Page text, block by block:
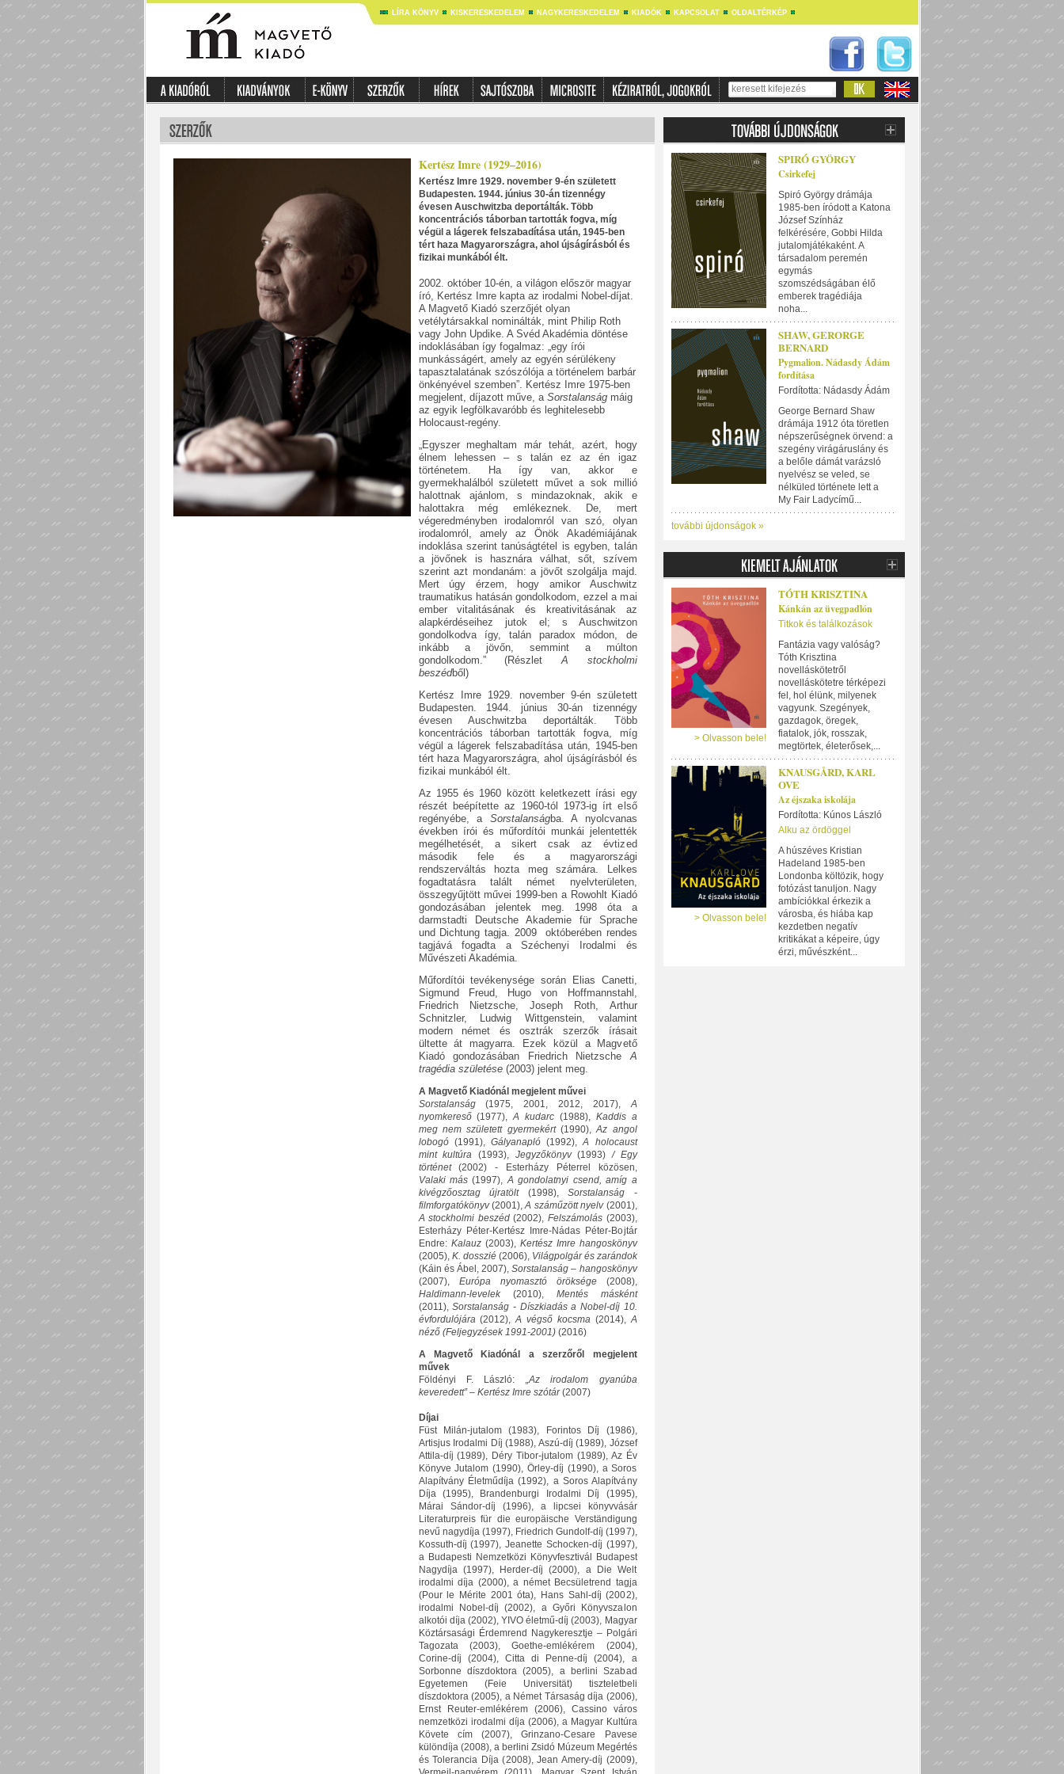
LÍRA KÖNYV KISKERESKEDELEM NAGYKERESKEDELEM KIADÓK KAPCSOLAT OLDALTÉRKÉP
Kertész Imre (1929–2016)
Kertész Imre 1929. november 9-én született
Budapesten. 1944. június 30-án tizennégy
évesen Auschwitzba deportálták. Több
koncentrációs táborban tartották fogva, míg
végül a lágerek felszabadítása után, 1945-ben
tért haza Magyarországra, ahol újságírásból és
fizikai munkából élt.
2002. október 10-én, a világon először magyar
író, Kertész Imre kapta az irodalmi Nobel-díjat.
A Magvető Kiadó szerzőjét olyan
vetélytársakkal nominálták, mint Philip Roth
vagy John Updike. A Svéd Akadémia döntése
indoklásában így fogalmaz: „egy írói
munkásságért, amely az egyén sérülékeny
tapasztalatának szószólója a történelem barbár
önkényével szemben”. Kertész Imre 1975-ben
megjelent, díjazott műve, a Sorstalanságmáig
az egyik legfölkavaróbb és leghitelesebb
Holocaust-regény.
„Egyszer meghaltam már tehát, azért, hogy
élnem lehessen – s talán ez az én igaz
történetem. Ha így van, akkor e
gyermekhalálból született művet a sok millió
halottnak ajánlom, s mindazoknak, akik e
halottakra még emlékeznek. De, mert
végeredményben irodalomról van szó, olyan
irodalomról, amely az Önök Akadémiájának
indoklása szerint tanúságtétel is egyben, talán
a jövőnek is hasznára válhat, sőt, szívem
szerint azt mondanám: a jövőt szolgálja majd.
Mert úgy érzem, hogy amikor Auschwitz
traumatikus hatásán gondolkodom, ezzel a mai
ember vitalitásának és kreativitásának az
alapkérdéseihez jutok el; s Auschwitzon
gondolkodva így, talán paradox módon, de
inkább a jövőn, semmint a múlton
gondolkodom.” (RészletA stockholmi
beszédből)
Kertész Imre 1929. november 9-én született
Budapesten. 1944. június 30-án tizennégy
évesen Auschwitzba deportálták. Több
koncentrációs táborban tartották fogva, míg
végül a lágerek felszabadítása után, 1945-ben
tért haza Magyarországra, ahol újságírásból és
fizikai munkából élt.
Az 1955 és 1960 között keletkezett írási egy
részét beépítette az 1960-tól 1973-ig írt első
regényébe, a Sorstalanságba. A nyolcvanas
években írói és műfordítói munkái jelentették
megélhetését, a sikert csak az évtized
második fele és a magyarországi
rendszerváltás hozta meg számára. Lelkes
fogadtatásra talált német nyelvterületen,
összegyűjtött művei 1999-ben a Rowohlt Kiadó
gondozásában jelentek meg. 1998 óta a
darmstadti Deutsche Akademie für Sprache
und Dichtung tagja. 2009 októberében rendes
tagjává fogadta a Széchenyi Irodalmi és
Művészeti Akadémia.
Műfordítói tevékenysége során Elias Canetti,
Sigmund Freud, Hugo von Hoffmannstahl,
Friedrich Nietzsche, Joseph Roth, Arthur
Schnitzler, Ludwig Wittgenstein, valamint
modern német és osztrák szerzők írásait
ültette át magyarra. Ezek közül a Magvető
Kiadó gondozásában Friedrich NietzscheA
tragédia születése(2003) jelent meg.
A Magvető Kiadónál megjelent művei
Sorstalanság(1975, 2001, 2012, 2017),A
nyomkereső(1977),A kudarc (1988), Kaddis a
meg nem született gyermekért(1990),Az angol
lobogó(1991), Gályanapló(1992),A holocaust
mint kultúra (1993), Jegyzőkönyv(1993)/ Egy
történet(2002) - Esterházy Péterrel közösen,
Valaki más(1997),A gondolatnyi csend, amíg a
kivégzőosztag újratölt(1998), Sorstalanság -
filmforgatókönyv(2001),A száműzött nyelv(2001),
A stockholmi beszéd(2002), Felszámolás(2003),
Esterházy Péter-Kertész Imre-Nádas Péter-Bojtár
Endre: Kalauz(2003), Kertész Imre hangoskönyv
(2005), K. dosszié(2006), Világpolgár és zarándok
(Káin és Ábel, 2007),Sorstalanság – hangoskönyv
(2007), Európa nyomasztó öröksége (2008),
Haldimann-levelek(2010), Mentés másként
(2011),Sorstalanság - Díszkiadás a Nobel-díj 10.
évfordulójára(2012),A végső kocsma(2014),A
néző (Feljegyzések 1991-2001)(2016)
A Magvető Kiadónál a szerzőről megjelent
művek
Földényi F. László: „Az irodalom gyanúba
keveredett” – Kertész Imre szótár(2007)
Díjai
Füst Milán-jutalom (1983), Forintos Díj (1986),
Artisjus Irodalmi Díj (1988), Aszú-díj (1989), József
Attila-díj (1989), Déry Tibor-jutalom (1989), Az Év
Könyve Jutalom (1990), Örley-díj (1990), a Soros
Alapítvány Életműdíja (1992), a Soros Alapítvány
Díja (1995), Brandenburgi Irodalmi Díj (1995),
Márai Sándor-díj (1996), a lipcsei könyvvásár
Literaturpreis für die europäische Verständigung
nevű nagydíja (1997), Friedrich Gundolf-díj (1997),
Kossuth-díj (1997), Jeanette Schocken-díj (1997),
a Budapesti Nemzetközi Könyvfesztivál Budapest
Nagydíja (1997), Herder-díj (2000), a Die Welt
irodalmi díja (2000), a német Becsületrend tagja
(Pour le Mérite 2001 óta), Hans Sahl-díj (2002),
irodalmi Nobel-díj (2002), a Győri Könyvszalon
alkotói díja (2002), YIVO életmű-díj (2003), Magyar
Köztársasági Érdemrend Nagykeresztje – Polgári
Tagozata (2003), Goethe-emlékérem (2004),
Corine-díj (2004), Citta di Penne-díj (2004), a
Sorbonne díszdoktora (2005), a berlini Szabad
Egyetemen (Feie Universität) tiszteletbeli
díszdoktora (2005), a Német Társaság díja (2006),
Ernst Reuter-emlékérem (2006), Cassino város
nemzetközi irodalmi díja (2006), a Magyar Kultúra
Követe cím (2007), Grinzano-Cesare Pavese
különdíja (2008), a berlini Zsidó Múzeum Megértés
és Tolerancia Díja (2008), Jean Amery-díj (2009),
SPIRÓ GYÖRGY
Csirkefej
Spiró György drámája
1985-ben íródott a Katona
József Színház
felkérésére, Gobbi Hilda
jutalomjátékaként. A
társadalom peremén
egymás
szomszédságában élő
emberek tragédiája
noha...
SHAW, GERORGE
BERNARD
Pygmalion. Nádasdy Ádám
fordítása
Fordította: Nádasdy Ádám
George Bernard Shaw
drámája 1912 óta töretlen
népszerűségnek örvend: a
szegény virágáruslány és
a belőle dámát varázsló
nyelvész se veled, se
nélküled története lett a
My Fair Ladycímű...
további újdonságok »
> Olvasson bele!
TÓTH KRISZTINA
Kánkán az üvegpadlón
Titkok és találkozások
Fantázia vagy valóság?
Tóth Krisztina
novelláskötetről
novelláskötetre térképezi
fel, hol élünk, milyenek
vagyunk. Szegények,
gazdagok, öregek,
fiatalok, jók, rosszak,
megtörtek, életerősek,...
> Olvasson bele!
KNAUSGÅRD, KARL
OVE
Az éjszaka iskolája
Fordította: Kúnos László
Alku az ördöggel
A húszéves Kristian
Hadeland 1985-ben
Londonba költözik, hogy
fotózást tanuljon. Nagy
ambíciókkal érkezik a
városba, és hiába kap
kezdetben negatív
kritikákat a képeire, úgy
érzi, művészként...